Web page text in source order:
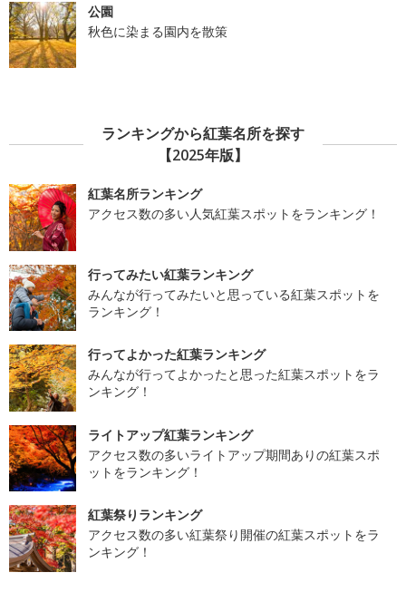
公園
秋色に染まる園内を散策
ランキングから紅葉名所を探す
【2025年版】
紅葉名所ランキング
アクセス数の多い人気紅葉スポットをランキング！
行ってみたい紅葉ランキング
みんなが行ってみたいと思っている紅葉スポットを
ランキング！
行ってよかった紅葉ランキング
みんなが行ってよかったと思った紅葉スポットをラ
ンキング！
ライトアップ紅葉ランキング
アクセス数の多いライトアップ期間ありの紅葉スポ
ットをランキング！
紅葉祭りランキング
アクセス数の多い紅葉祭り開催の紅葉スポットをラ
ンキング！